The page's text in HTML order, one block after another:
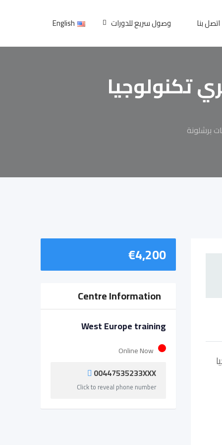
اتصل بنا وصول سريع للدورات English
تكنولوجيا
برشلونة
€4,200
Centre Information
West Europe training
Online Now
00447535233XXX
Click to reveal phone number